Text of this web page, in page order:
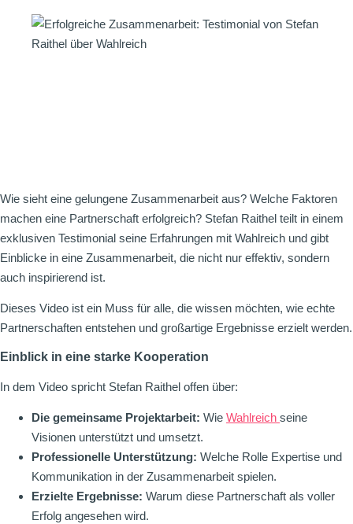
Wie sieht eine gelungene Zusammenarbeit aus? Welche Faktoren
machen eine Partnerschaft erfolgreich? Stefan Raithel teilt in einem
exklusiven Testimonial seine Erfahrungen mit Wahlreich und gibt
Einblicke in eine Zusammenarbeit, die nicht nur effektiv, sondern
auch inspirierend ist.
Dieses Video ist ein Muss für alle, die wissen möchten, wie echte
Partnerschaften entstehen und großartige Ergebnisse erzielt werden.
Einblick in eine starke Kooperation
In dem Video spricht Stefan Raithel offen über:
Die gemeinsame Projektarbeit: Wie Wahlreich seine
Visionen unterstützt und umsetzt.
Professionelle Unterstützung: Welche Rolle Expertise und
Kommunikation in der Zusammenarbeit spielen.
Erzielte Ergebnisse: Warum diese Partnerschaft als voller
Erfolg angesehen wird.